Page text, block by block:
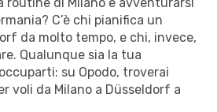
C’è chi pianifica un
da molto tempo, e chi, invece,
Qualunque sia la tua
su Opodo, troverai
voli da Milano a Düsseldorf a